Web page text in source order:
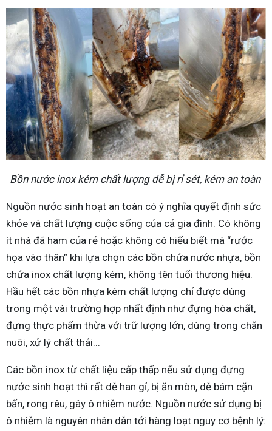
Bồn nước inox kém chất lượng dễ bị rỉ sét, kém an toàn
Nguồn nước sinh hoạt an toàn có ý nghĩa quyết định sức
khỏe và chất lượng cuộc sống của cả gia đình. Có không
ít nhà đã ham của rẻ hoặc không có hiểu biết mà “rước
họa vào thân” khi lựa chọn các bồn chứa nước nhựa, bồn
chứa inox chất lượng kém, không tên tuổi thương hiệu.
Hầu hết các bồn nhựa kém chất lượng chỉ được dùng
trong một vài trường hợp nhất định như đựng hóa chất,
đựng thực phẩm thừa với trữ lượng lớn, dùng trong chăn
nuôi, xử lý chất thải...
Các bồn inox từ chất liệu cấp thấp nếu sử dụng đựng
nước sinh hoạt thì rất dễ han gỉ, bị ăn mòn, dễ bám cặn
bẩn, rong rêu, gây ô nhiễm nước. Nguồn nước sử dụng bị
ô nhiễm là nguyên nhân dẫn tới hàng loạt nguy cơ bệnh lý: